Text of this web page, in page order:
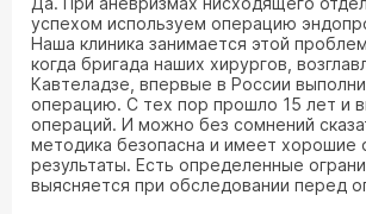
успехом используем операцию
Наша клиника занимается этой
когда бригада наших хирургов,
Кавтеладзе, впервые в России
операцию. С тех пор прошло 15 лет и
операций. И можно без сомнений
методика безопасна и имеет хорошие
результаты. Есть определенные
выясняется при обследовании перед